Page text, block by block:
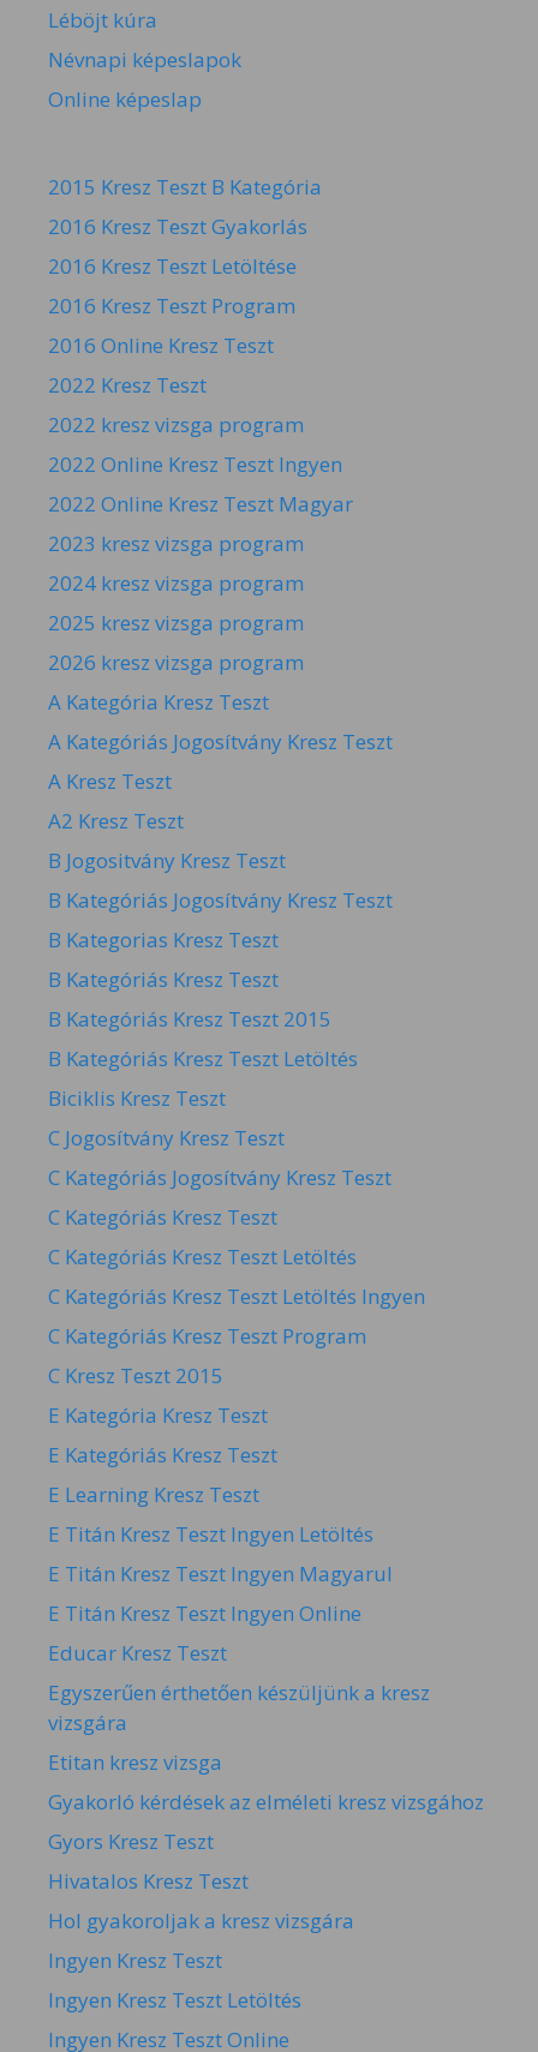
Léböjt kúra
Névnapi képeslapok
Online képeslap
2015 Kresz Teszt B Kategória
2016 Kresz Teszt Gyakorlás
2016 Kresz Teszt Letöltése
2016 Kresz Teszt Program
2016 Online Kresz Teszt
2022 Kresz Teszt
2022 kresz vizsga program
2022 Online Kresz Teszt Ingyen
2022 Online Kresz Teszt Magyar
2023 kresz vizsga program
2024 kresz vizsga program
2025 kresz vizsga program
2026 kresz vizsga program
A Kategória Kresz Teszt
A Kategóriás Jogosítvány Kresz Teszt
A Kresz Teszt
A2 Kresz Teszt
B Jogositvány Kresz Teszt
B Kategóriás Jogosítvány Kresz Teszt
B Kategorias Kresz Teszt
B Kategóriás Kresz Teszt
B Kategóriás Kresz Teszt 2015
B Kategóriás Kresz Teszt Letöltés
Biciklis Kresz Teszt
C Jogosítvány Kresz Teszt
C Kategóriás Jogosítvány Kresz Teszt
C Kategóriás Kresz Teszt
C Kategóriás Kresz Teszt Letöltés
C Kategóriás Kresz Teszt Letöltés Ingyen
C Kategóriás Kresz Teszt Program
C Kresz Teszt 2015
E Kategória Kresz Teszt
E Kategóriás Kresz Teszt
E Learning Kresz Teszt
E Titán Kresz Teszt Ingyen Letöltés
E Titán Kresz Teszt Ingyen Magyarul
E Titán Kresz Teszt Ingyen Online
Educar Kresz Teszt
Egyszerűen érthetően készüljünk a kresz
vizsgára
Etitan kresz vizsga
Gyakorló kérdések az elméleti kresz vizsgához
Gyors Kresz Teszt
Hivatalos Kresz Teszt
Hol gyakoroljak a kresz vizsgára
Ingyen Kresz Teszt
Ingyen Kresz Teszt Letöltés
Ingyen Kresz Teszt Online